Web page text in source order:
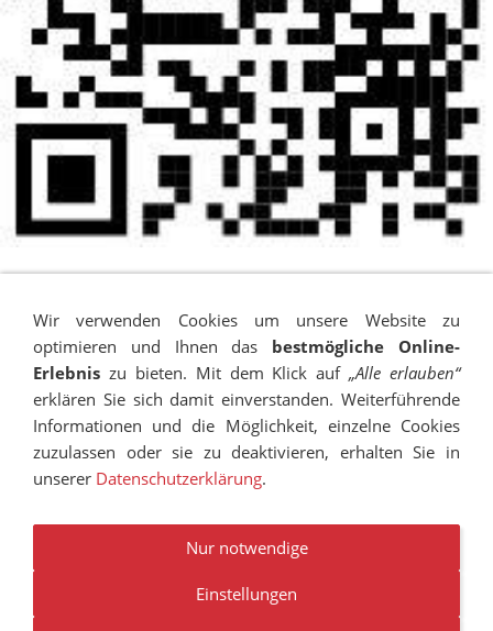
NEWSLETTER STELLENANGEBOTE
Wir verwenden Cookies um unsere Website zu
optimieren und Ihnen das bestmögliche Online-
Erlebnis zu bieten. Mit dem Klick auf„Alle erlauben“
erklären Sie sich damit einverstanden. Weiterführende
Informationen und die Möglichkeit, einzelne Cookies
zuzulassen oder sie zu deaktivieren, erhalten Sie in
unserer Datenschutzerklärung.
Nur notwendige
Einstellungen